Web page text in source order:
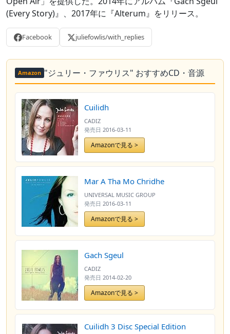
(Every Story)』、2017年に『Alterum』をリリース。
Facebook juliefowlis/with_replies
Amazon "ジュリー・ファウリス" おすすめCD・音源
Cuilidh
CADIZ
発売日 2016-03-11
Amazonで見る >
Mar A Tha Mo Chridhe
UNIVERSAL MUSIC GROUP
発売日 2016-03-11
Amazonで見る >
Gach Sgeul
CADIZ
発売日 2014-02-20
Amazonで見る >
Cuilidh 3 Disc Special Edition